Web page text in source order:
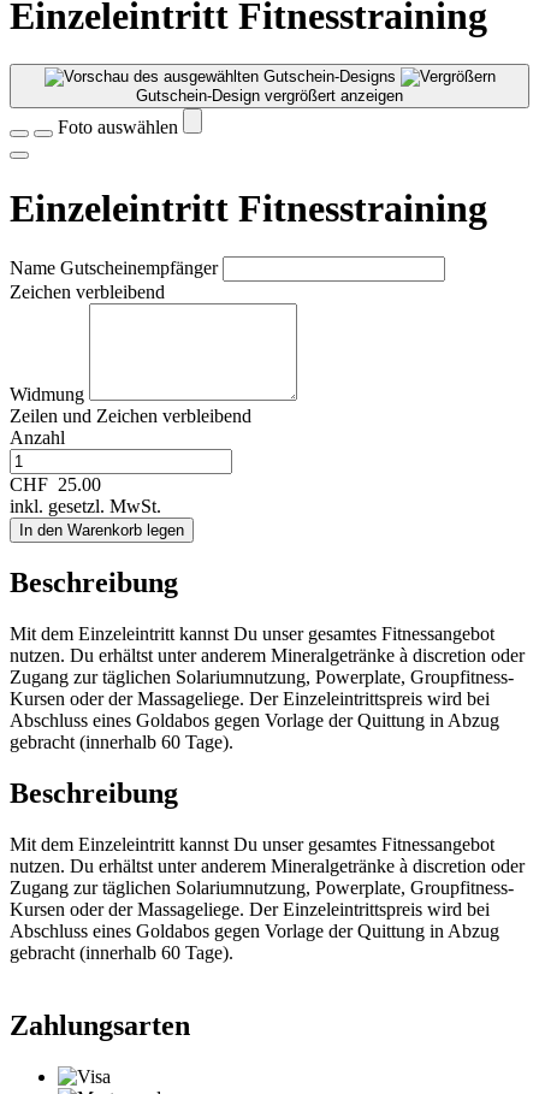
Einzeleintritt Fitnesstraining
Gutschein-Design vergrößert anzeigen
Foto auswählen
Einzeleintritt Fitnesstraining
Name Gutscheinempfänger
Zeichen verbleibend
Widmung
Zeilen und Zeichen verbleibend
Anzahl
CHF 25.00
inkl. gesetzl. MwSt.
In den Warenkorb legen
Beschreibung
Mit dem Einzeleintritt kannst Du unser gesamtes Fitnessangebot
nutzen. Du erhältst unter anderem Mineralgetränke à discretion oder
Zugang zur täglichen Solariumnutzung, Powerplate, Groupfitness-
Kursen oder der Massageliege. Der Einzeleintrittspreis wird bei
Abschluss eines Goldabos gegen Vorlage der Quittung in Abzug
gebracht (innerhalb 60 Tage).
Beschreibung
Mit dem Einzeleintritt kannst Du unser gesamtes Fitnessangebot
nutzen. Du erhältst unter anderem Mineralgetränke à discretion oder
Zugang zur täglichen Solariumnutzung, Powerplate, Groupfitness-
Kursen oder der Massageliege. Der Einzeleintrittspreis wird bei
Abschluss eines Goldabos gegen Vorlage der Quittung in Abzug
gebracht (innerhalb 60 Tage).
Zahlungsarten